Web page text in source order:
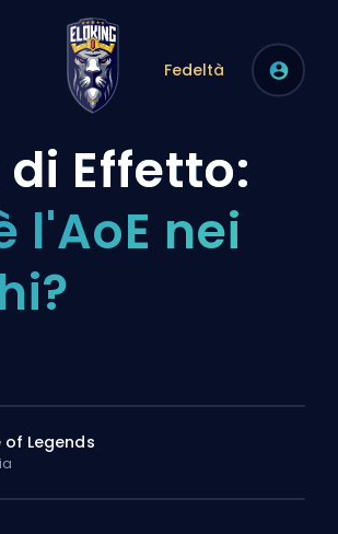
Fedeltà
Effetto:
l'AoE nei
of Legends